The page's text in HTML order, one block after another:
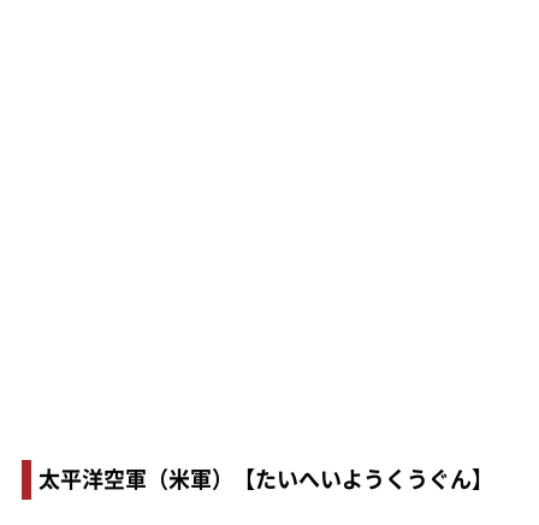
太平洋空軍（米軍）【たいへいようくうぐん】